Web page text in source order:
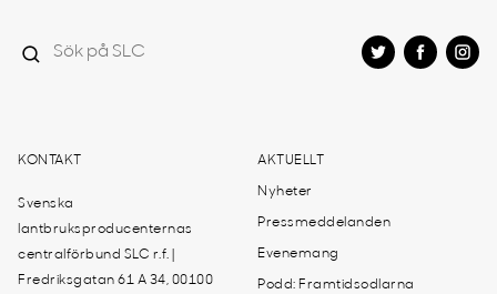
KONTAKT
Svenska
lantbruksproducenternas
centralförbund SLC r.f. |
Fredriksgatan 61 A 34, 00100
AKTUELLT
Nyheter
Pressmeddelanden
Evenemang
Podd: Framtidsodlarna